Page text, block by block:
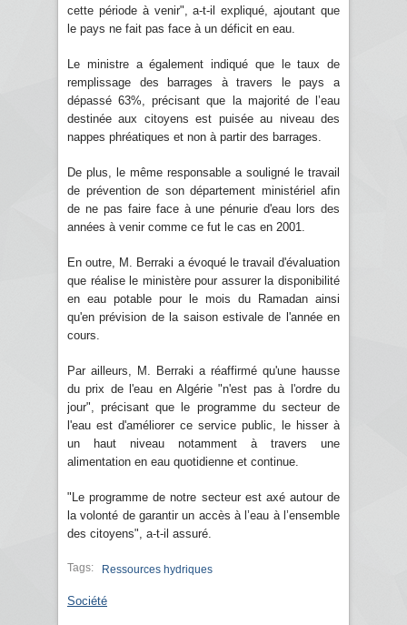
cette période à venir", a-t-il expliqué, ajoutant que
le pays ne fait pas face à un déficit en eau.
Le ministre a également indiqué que le taux de
remplissage des barrages à travers le pays a
dépassé 63%, précisant que la majorité de l’eau
destinée aux citoyens est puisée au niveau des
nappes phréatiques et non à partir des barrages.
De plus, le même responsable a souligné le travail
de prévention de son département ministériel afin
de ne pas faire face à une pénurie d'eau lors des
années à venir comme ce fut le cas en 2001.
En outre, M. Berraki a évoqué le travail d'évaluation
que réalise le ministère pour assurer la disponibilité
en eau potable pour le mois du Ramadan ainsi
qu'en prévision de la saison estivale de l'année en
cours.
Par ailleurs, M. Berraki a réaffirmé qu'une hausse
du prix de l'eau en Algérie "n'est pas à l'ordre du
jour", précisant que le programme du secteur de
l'eau est d'améliorer ce service public, le hisser à
un haut niveau notamment à travers une
alimentation en eau quotidienne et continue.
"Le programme de notre secteur est axé autour de
la volonté de garantir un accès à l’eau à l’ensemble
des citoyens", a-t-il assuré.
Tags: Ressources hydriques
Société